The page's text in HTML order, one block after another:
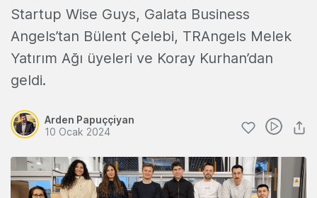
Startup Wise Guys, Galata Business
Angels’tan Bülent Çelebi, TRAngels Melek
Yatırım Ağı üyeleri ve Koray Kurhan’dan
geldi.
Arden Papuççiyan
10 Ocak 2024